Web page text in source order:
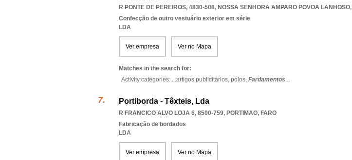
R PONTE DE PEREIROS, 4830-508, NOSSA SENHORA AMPARO POVOA LANHOSO,
Confecção de outro vestuário exterior em série
LDA
Ver empresa Ver no Mapa
Matches in the search for:
Activity categories: ...artigos publicitários, pólos, Fardamentos...
Portiborda - Têxteis, Lda
R FRANCICO ALVO LOJA 6, 8500-759, PORTIMAO, FARO
Fabricação de bordados
LDA
Ver empresa Ver no Mapa